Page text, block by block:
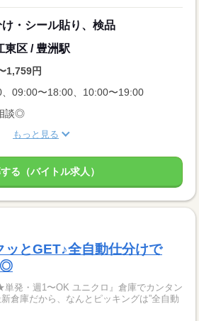
・シール貼り、検品
東区 / 豊洲駅
1,759円
09:00〜18:00、10:00〜19:00
談◎
もっと見る
る（バイトル求人）
ッとGET♪全自動仕分けで
◎
発・週1〜OK ユニクロ』倉庫でカンタン
倉庫だから、なんとピッキングは”全自動